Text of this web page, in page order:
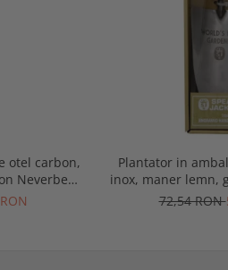
otel carbon,
Neverbend
Plantator in
inox, maner lemn,
Gardener,
72,54 RON